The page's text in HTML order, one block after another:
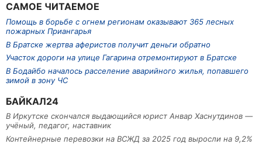
САМОЕ ЧИТАЕМОЕ
Помощь в борьбе с огнем регионам оказывают 365 лесных
пожарных Приангарья
В Братске жертва аферистов получит деньги обратно
Участок дороги на улице Гагарина отремонтируют в Братске
В Бодайбо началось расселение аварийного жилья, попавшего
зимой в зону ЧС
БАЙКАЛ24
В Иркутске скончался выдающийся юрист Анвар Хаснутдинов —
учёный, педагог, наставник
Контейнерные перевозки на ВСЖД за 2025 год выросли на 9,2%